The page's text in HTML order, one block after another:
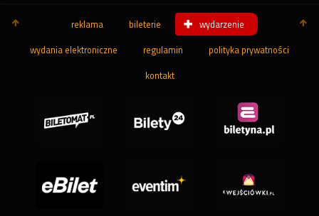
reklama bileterie wydarzenie
wydania elektroniczne regulamin polityka prywatności
kontakt